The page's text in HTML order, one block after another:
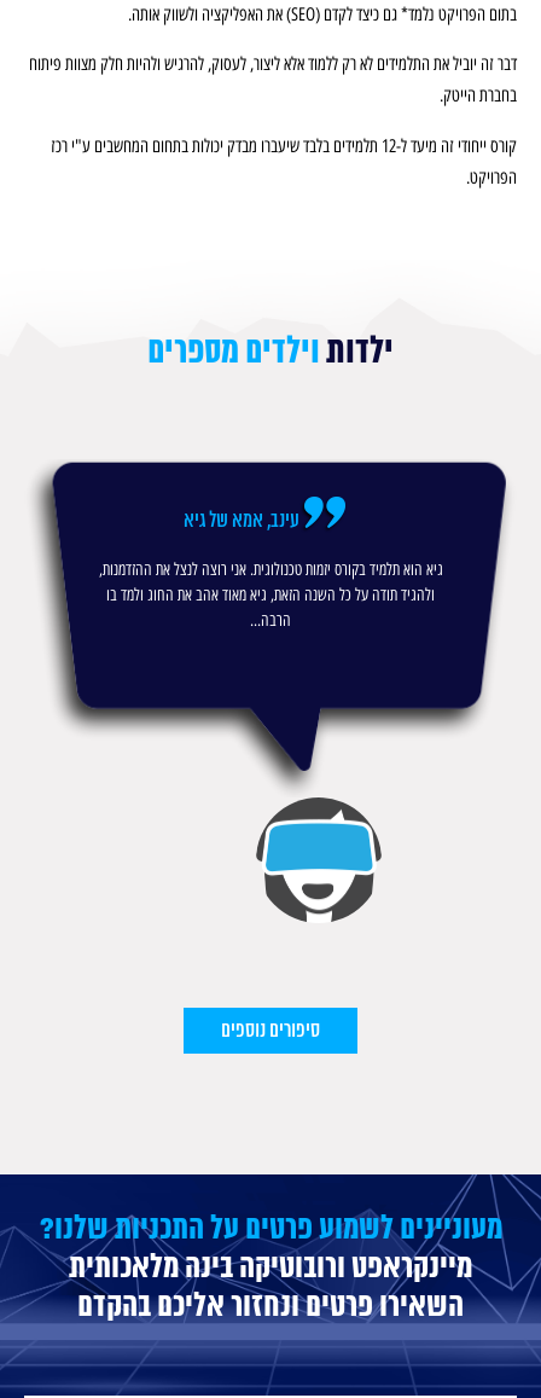
בתום הפרויקט נלמד* גם כיצד לקדם (SEO) את האפליקציה ולשווק אותה.
דבר זה יוביל את התלמידים לא רק ללמוד אלא ליצור, לעסוק, להרגיש ולהיות חלק מצוות פיתוח
בחברת הייטק.
קורס ייחודי זה מיעד ל-12 תלמידים בלבד שיעברו מבדק יכולות בתחום המחשבים ע"י רכז
הפרויקט.
ילדותוילדים מספרים
עינב, אמא של גיא
גיא הוא תלמיד בקורס יזמות טכנולוגית. אני רוצה לנצל את ההזדמנות,
ולהגיד תודה על כל השנה הזאת, גיא מאוד אהב את החוג ולמד בו
הרבה...
סיפורים נוספים
מעוניינים לשמוע פרטים על התכניות שלנו?
מיינקראפט ורובוטיקה בינה מלאכותית
השאירו פרטים ונחזור אליכם בהקדם